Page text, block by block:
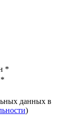
*
*
данных в
)